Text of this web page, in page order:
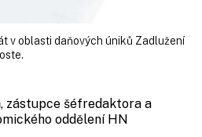
v oblasti daňových úniků Zadlužení
, zástupce šéfredaktora a
oddělení HN